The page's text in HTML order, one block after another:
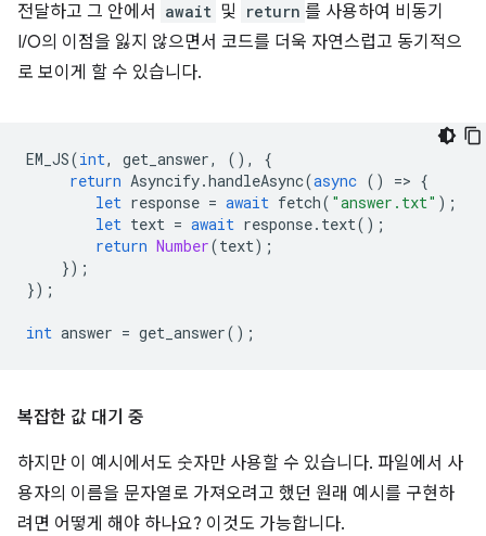
전달하고 그 안에서
await 및 return 를 사용하여 비동기
I/O의 이점을 잃지 않으면서 코드를 더욱 자연스럽고 동기적으
로 보이게 할 수 있습니다.
EM_JS(int, get_answer, (),
{
return Asyncify.handleAsync(async () => {
let response = await fetch( "answer.txt" );
let text = await response. text();
return Number(text);
});
});
int answer = get_answer();
복잡한 값 대기 중
하지만 이 예시에서도 숫자만 사용할 수 있습니다. 파일에서 사
용자의 이름을 문자열로 가져오려고 했던 원래 예시를 구현하
려면 어떻게 해야 하나요? 이것도 가능합니다.